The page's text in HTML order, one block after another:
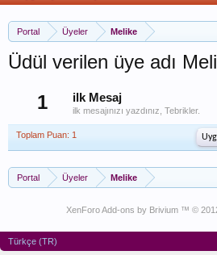
Portal Üyeler Melike
Üdül verilen üye adı
1
ilk Mesaj
ilk mesajınızı yazdınız, Tebrikler.
Toplam Puan: 1
Portal Üyeler Melike
XenForo Add-ons by Brivium ™ ©
Türkçe (TR)